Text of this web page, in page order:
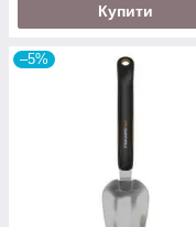
Купити
–5%